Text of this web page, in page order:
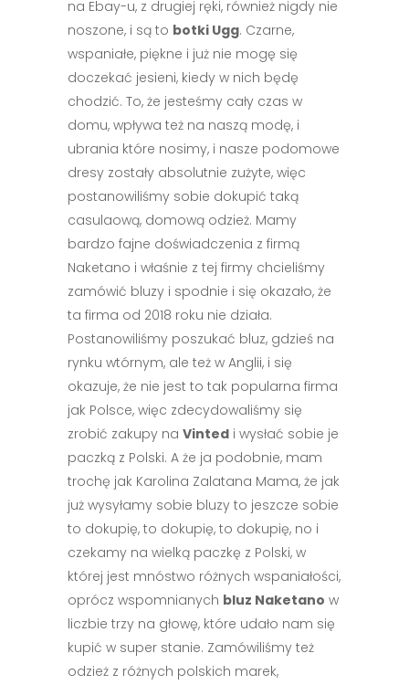
na Ebay-u, z drugiej ręki, również nigdy nie
noszone, i są to botki Ugg. Czarne,
wspaniałe, piękne i już nie mogę się
doczekać jesieni, kiedy w nich będę
chodzić. To, że jesteśmy cały czas w
domu, wpływa też na naszą modę, i
ubrania które nosimy, i nasze podomowe
dresy zostały absolutnie zużyte, więc
postanowiliśmy sobie dokupić taką
casulaową, domową odzież. Mamy
bardzo fajne doświadczenia z firmą
Naketano i właśnie z tej firmy chcieliśmy
zamówić bluzy i spodnie i się okazało, że
ta firma od 2018 roku nie działa.
Postanowiliśmy poszukać bluz, gdzieś na
rynku wtórnym, ale też w Anglii, i się
okazuje, że nie jest to tak popularna firma
jak Polsce, więc zdecydowaliśmy się
zrobić zakupy na Vinted i wysłać sobie je
paczką z Polski. A że ja podobnie, mam
trochę jak Karolina Zalatana Mama, że jak
już wysyłamy sobie bluzy to jeszcze sobie
to dokupię, to dokupię, to dokupię, no i
czekamy na wielką paczkę z Polski, w
której jest mnóstwo różnych wspaniałości,
oprócz wspomnianych bluz Naketano w
liczbie trzy na głowę, które udało nam się
kupić w super stanie. Zamówiliśmy też
odzież z różnych polskich marek,